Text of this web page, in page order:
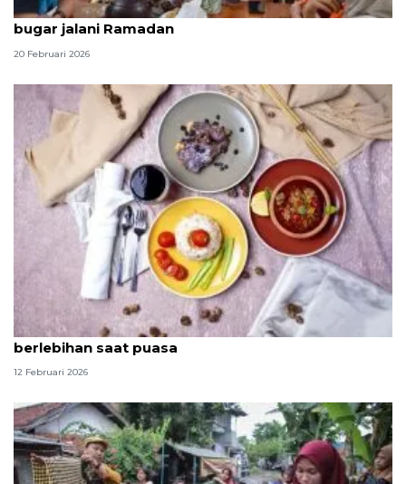
Praktisi pengobatan tradisional China beri tips
bugar jalani Ramadan
20 Februari 2026
Dokter ingatkan makan dan minum manis tak
berlebihan saat puasa
12 Februari 2026